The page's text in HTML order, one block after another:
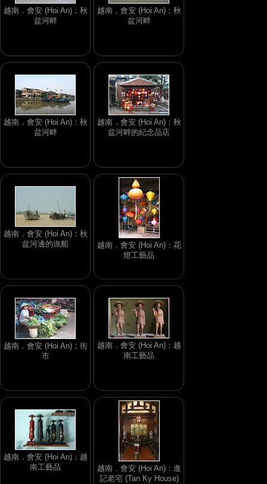
越南．會安 (Hoi An)：秋
盆河畔
越南．會安 (Hoi An)：秋
盆河畔
越南．會安 (Hoi An)：秋
盆河畔
越南．會安 (Hoi An)：秋
盆河畔的紀念品店
越南．會安 (Hoi An)：秋
盆河邊的漁船
越南．會安 (Hoi An)：花
燈工藝品
越南．會安 (Hoi An)：街
市
越南．會安 (Hoi An)：越
南工藝品
越南．會安 (Hoi An)：越
南工藝品
越南．會安 (Hoi An)：進
記老宅 (Tan Ky House)